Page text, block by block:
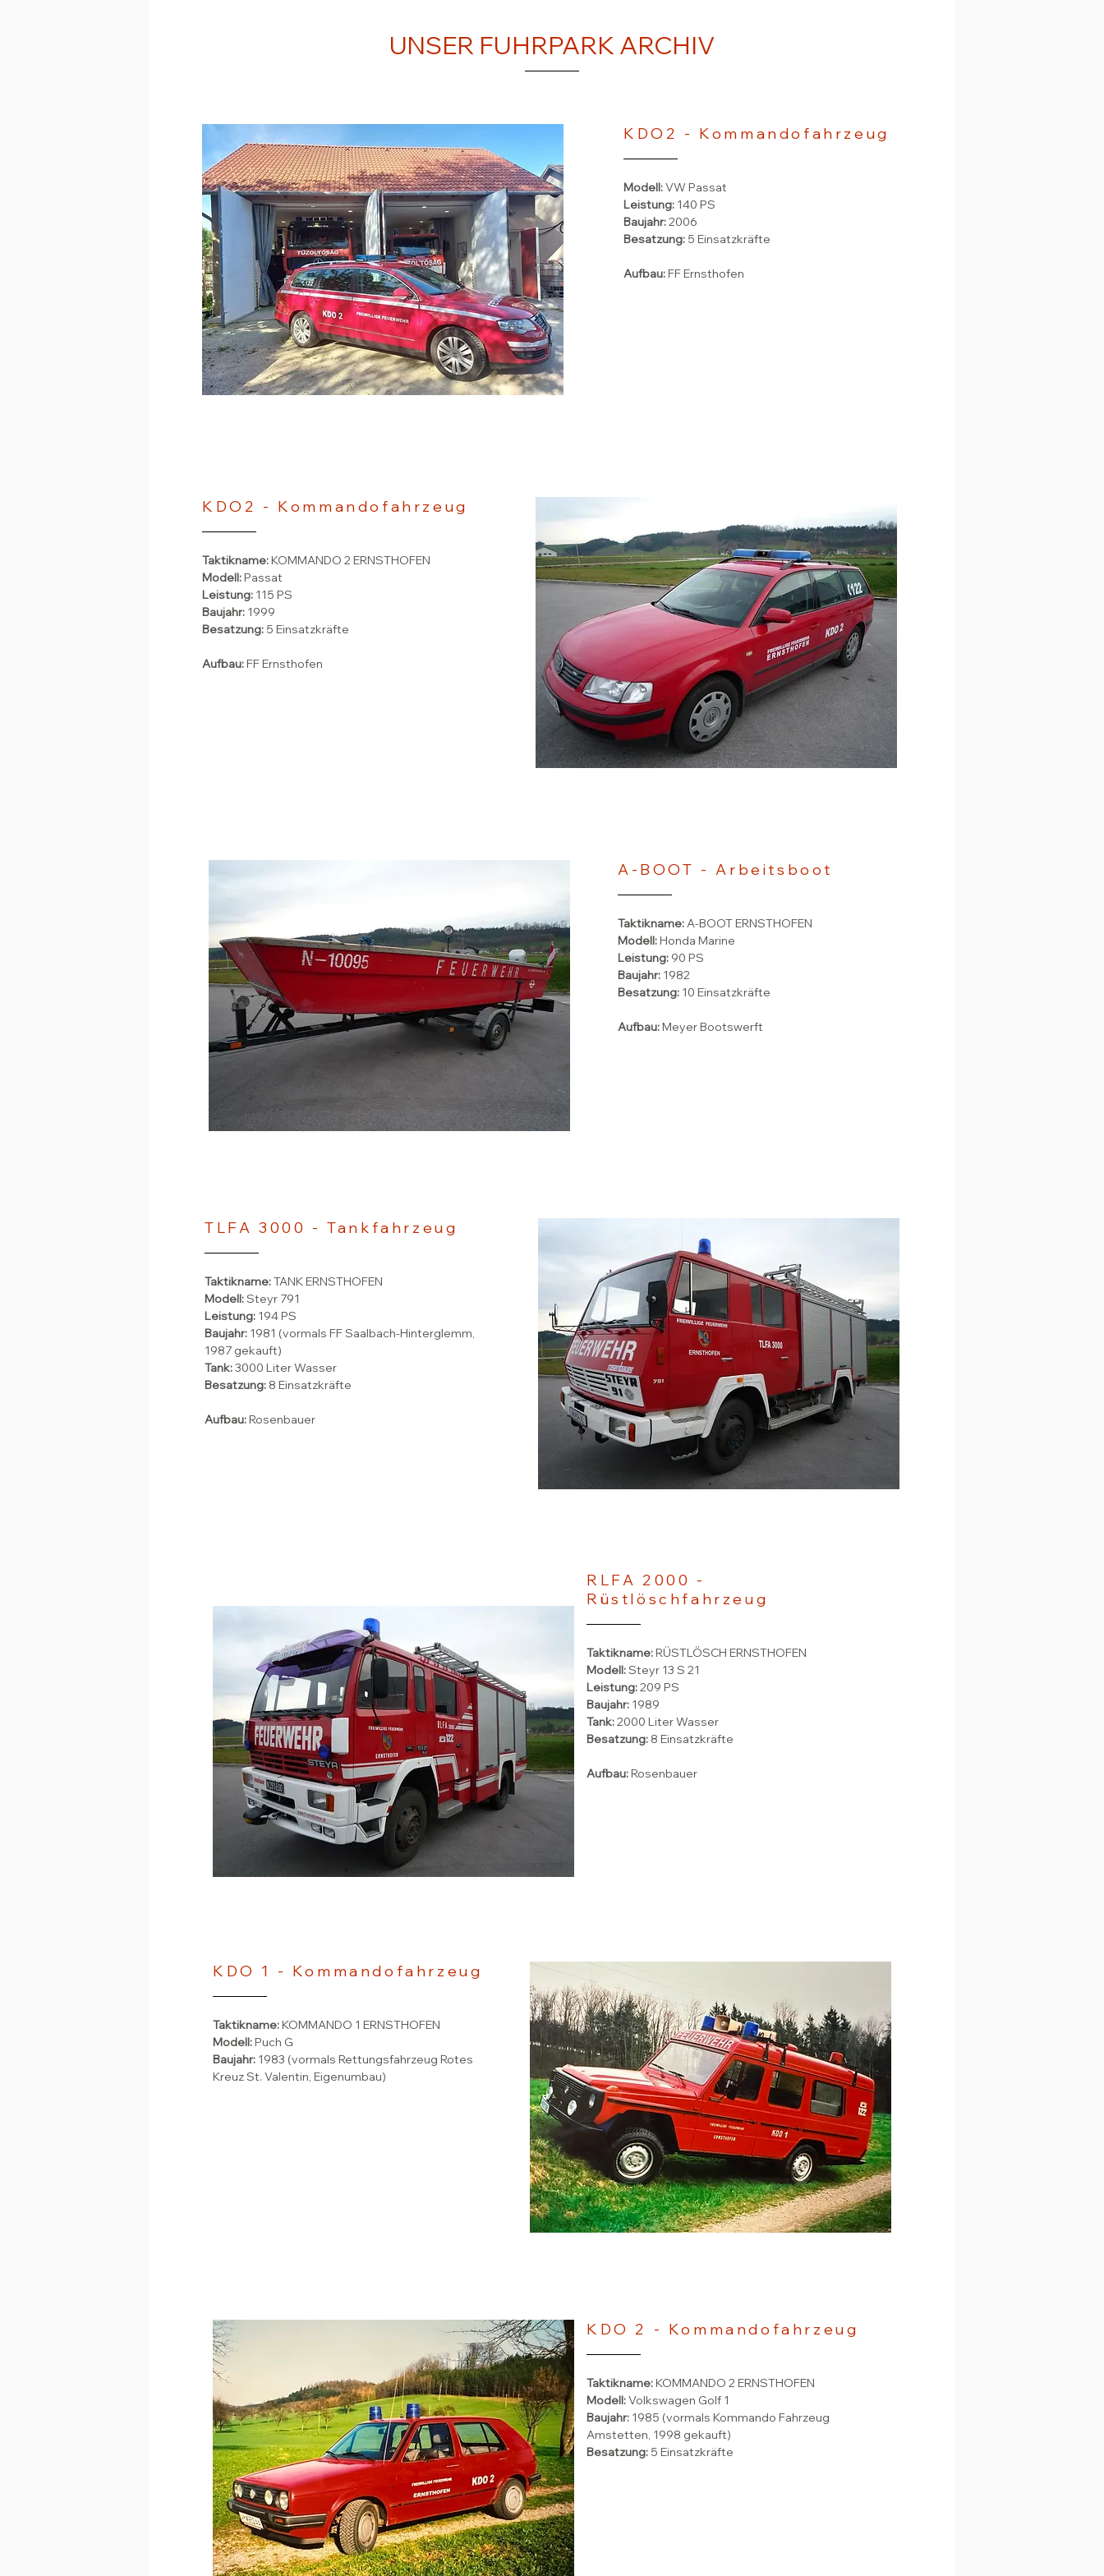
A-BOOT - Arbeitsboot
Taktikname:A-BOOT ERNSTHOFEN
Modell:Honda Marine
Leistung: 90 PS
Baujahr: 1982
Besatzung: 10 Einsatzkräfte
Aufbau:Meyer Bootswerft
TLFA 3000 - Tankfahrzeug
Taktikname:TANK ERNSTHOFEN
Modell:Steyr 791
Leistung: 194 PS
Baujahr: 1981 (vormals FF Saalbach-Hinterglemm,
1987 gekauft)
Tank:3000 Liter Wasser
Besatzung: 8 Einsatzkräfte​
Aufbau:Rosenbauer
RLFA 2000 -
Rüstlöschfahrzeug
Taktikname:RÜSTLÖSCH ERNSTHOFEN
Modell:Steyr 13 S 21
Leistung:209 PS
Baujahr: 1989
Tank:2000 Liter Wasser
Besatzung: 8 Einsatzkräfte
Aufbau:Rosenbauer
KDO 1 - Kommandofahrzeug
Taktikname:KOMMANDO 1 ERNSTHOFEN
Modell:Puch G
Baujahr: 1983 (vormals Rettungsfahrzeug Rotes
Kreuz St. Valentin, Eigenumbau)
KDO 2 - Kommandofahrzeug
Taktikname:KOMMANDO 2 ERNSTHOFEN
Modell:Volkswagen Golf 1
Baujahr: 1985 (vormals Kommando Fahrzeug
Amstetten, 1998 gekauft)
Besatzung: 5 Einsatzkräfte
UNSER FUHRPARK ARCHIV
KDO2 - Kommandofahrzeug
Modell:VW Passat
Leistung: 140 PS
Baujahr:2006
Besatzung: 5 Einsatzkräfte
Aufbau:FF Ernsthofen
KDO2 - Kommandofahrzeug
Taktikname:KOMMANDO 2 ERNSTHOFEN
Modell:Passat
Leistung: 115 PS
Baujahr: 1999
Besatzung: 5 Einsatzkräfte
Aufbau:FF Ernsthofen